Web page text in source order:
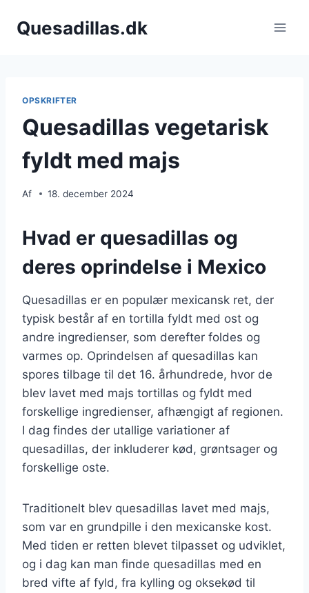
Quesadillas.dk
OPSKRIFTER
Quesadillas vegetarisk
fyldt med majs
Af 18. december 2024
Hvad er quesadillas og
deres oprindelse i Mexico
Quesadillas er en populær mexicansk ret, der
typisk består af en tortilla fyldt med ost og
andre ingredienser, som derefter foldes og
varmes op. Oprindelsen af quesadillas kan
spores tilbage til det 16. århundrede, hvor de
blev lavet med majs tortillas og fyldt med
forskellige ingredienser, afhængigt af regionen.
I dag findes der utallige variationer af
quesadillas, der inkluderer kød, grøntsager og
forskellige oste.
Traditionelt blev quesadillas lavet med majs,
som var en grundpille i den mexicanske kost.
Med tiden er retten blevet tilpasset og udviklet,
og i dag kan man finde quesadillas med en
bred vifte af fyld, fra kylling og oksekød til